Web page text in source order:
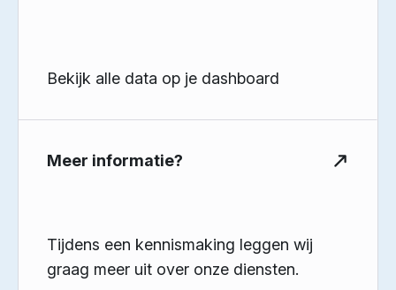
Bekijk alle data op je dashboard
Meer informatie?
Tijdens een kennismaking leggen wij
graag meer uit over onze diensten.